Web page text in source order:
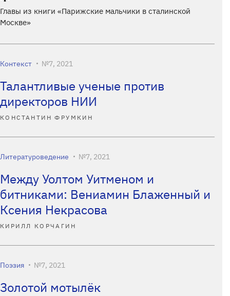
Главы из книги «Парижские мальчики в сталинской
Москве»
Контекст №7, 2021
Талантливые ученые против
директоров НИИ
КОНСТАНТИН ФРУМКИН
Литературоведение №7, 2021
Между Уолтом Уитменом и
битниками: Вениамин Блаженный и
Ксения Некрасова
КИРИЛЛ КОРЧАГИН
Поэзия №7, 2021
Золотой мотылёк